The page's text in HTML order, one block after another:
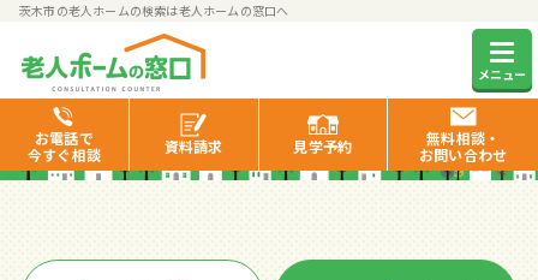
茨木市の老人ホームの検索は老人ホームの窓口へ
メニュー
お電話で
今すぐ相談
資料請求 見学予約
無料相談・
お問い合わせ
カリエール茨木